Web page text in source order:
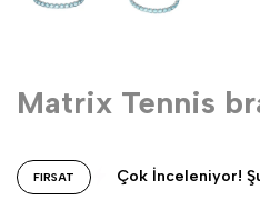
Matrix Tennis
FIRSAT Çok İnceleniyor!